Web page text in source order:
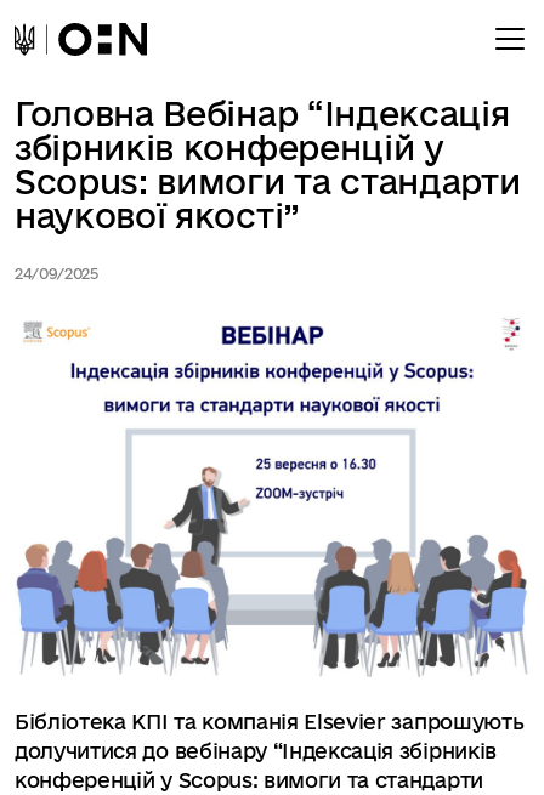
Головна Вебінар “Індексація
збірників конференцій у
Scopus: вимоги та стандарти
наукової якості”
24/09/2025
Бібліотека КПІ та компанія Elsevier запрошують
долучитися до вебінару “Індексація збірників
конференцій у Scopus: вимоги та стандарти